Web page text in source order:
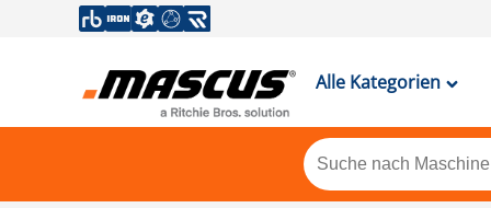
Alle Kategorien